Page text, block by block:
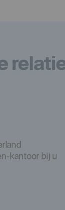
kantoor bij u